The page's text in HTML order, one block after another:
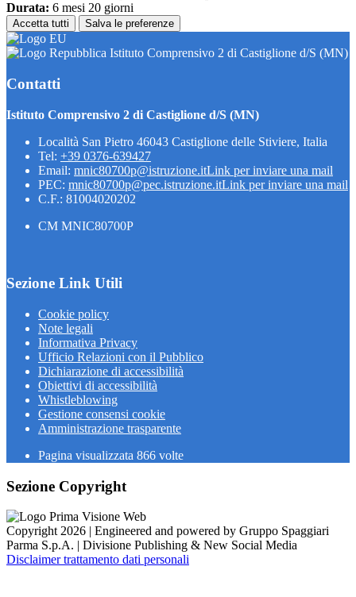
Durata: 6 mesi 20 giorni
Accetta tutti Salva le preferenze
Istituto Comprensivo 2 di Castiglione d/S (MN)
Contatti
Istituto Comprensivo 2 di Castiglione d/S (MN)
Località San Pietro 46043 Castiglione delle Stiviere, Italia
Tel: +39 0376-639427
Email: mnic80700p@istruzione.itLink per inviare una mail
PEC: mnic80700p@pec.istruzione.itLink per inviare una mail
C.F.: 81004020202
CM MNIC80700P
Sezione Link Utili
Cookie policy
Note legali
Informativa Privacy
Ufficio Relazioni con il Pubblico
Dichiarazione di accessibilità
Obiettivi di accessibilità
Whistleblowing
Gestione consensi cookie
Amministrazione trasparente
Pagina visualizzata 866 volte
Sezione Copyright
Copyright 2026 | Engineered and powered by Gruppo Spaggiari
Parma S.p.A. | Divisione Publishing & New Social Media
Disclaimer trattamento dati personali